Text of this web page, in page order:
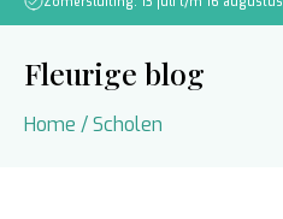
Fleurige blog
Home /Scholen